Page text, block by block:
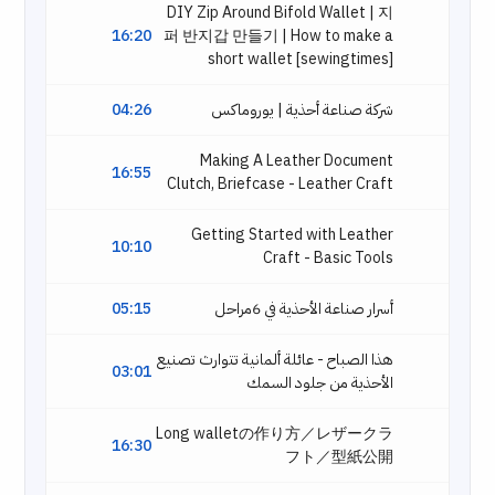
16:20
DIY Zip Around Bifold Wallet | 지
퍼 반지갑 만들기 | How to make a
short wallet [sewingtimes]
04:26 شركة صناعة أحذية | يوروماكس
16:55
Making A Leather Document
Clutch, Briefcase - Leather Craft
10:10
Getting Started with Leather
Craft - Basic Tools
05:15 أسرار صناعة الأحذية في 6مراحل
03:01 هذا الصباح - عائلة ألمانية تتوارث تصنيع
الأحذية من جلود السمك
16:30Long walletの作り方／レザークラ
フト／型紙公開